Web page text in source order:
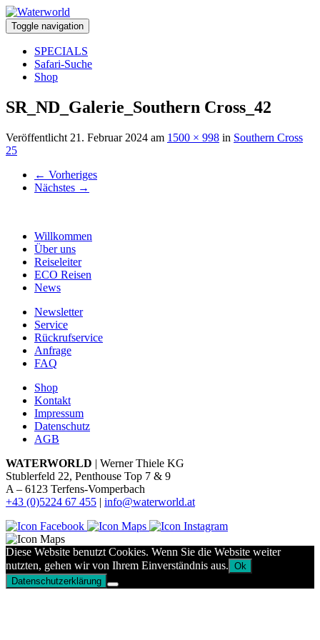
Toggle navigation
SPECIALS
Safari-Suche
Shop
SR_ND_Galerie_Southern Cross_42
Veröffentlicht 21. Februar 2024 am 1500 × 998 in Southern Cross
25
← Vorheriges
Nächstes →
Willkommen
Über uns
Reiseleiter
ECO Reisen
News
Newsletter
Service
Rückrufservice
Anfrage
FAQ
Shop
Kontakt
Impressum
Datenschutz
AGB
WATERWORLD | Werner Thiele KG
Stublerfeld 22, Penthouse Top 7 & 9
A – 6123 Terfens-Vomperbach
+43 (0)5224 67 455 | info@waterworld.at
Diese Website benutzt Cookies. Wenn Sie die Website weiter
nutzten, gehen wir von Ihrem Einverständnis aus. Ok
Datenschutzerklärung